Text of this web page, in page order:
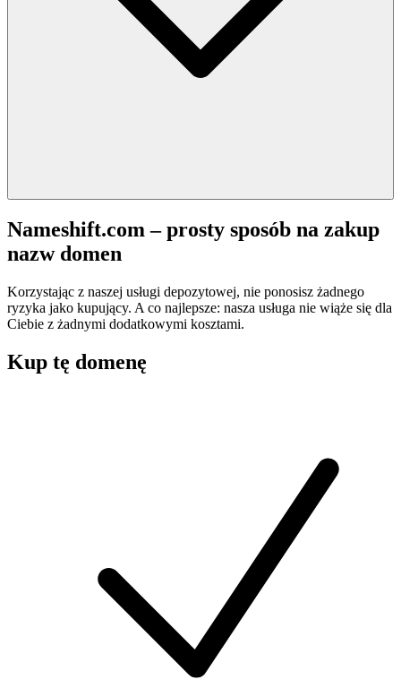
Nameshift.com – prosty sposób na zakup
nazw domen
Korzystając z naszej usługi depozytowej, nie ponosisz żadnego
ryzyka jako kupujący. A co najlepsze: nasza usługa nie wiąże się dla
Ciebie z żadnymi dodatkowymi kosztami.
Kup tę domenę